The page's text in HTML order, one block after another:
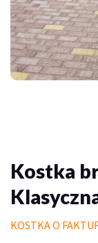
Kostka
KOSTKA O